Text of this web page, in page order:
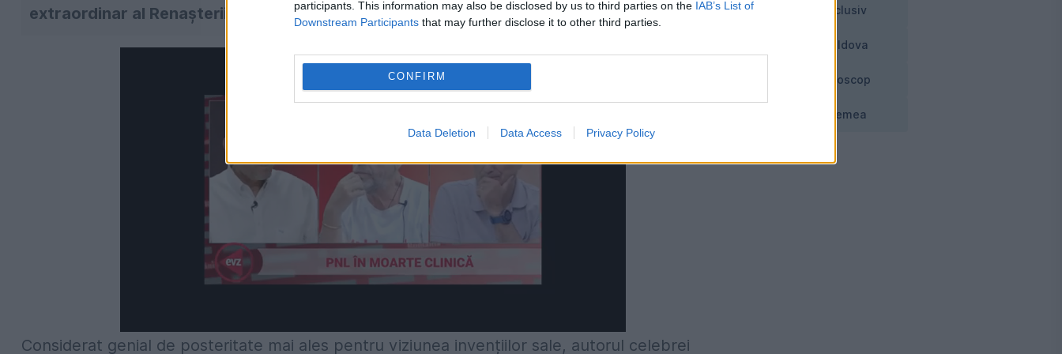
participants. This information may also be disclosed by us to third parties on the IAB’s List of
Downstream Participants that may further disclose it to other third parties.
CONFIRM
Data Deletion Data Access Privacy Policy
extraordinar al Renașterii și al culturii universale.
Considerat genial de posteritate mai ales pentru viziunea invențiilor sale, autorul celebrei
Exclusiv
Moldova
Horoscop
Vremea